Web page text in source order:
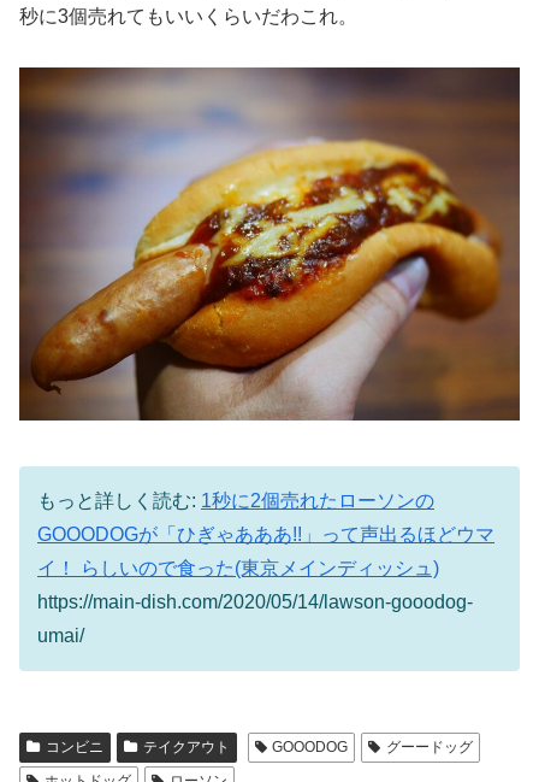
秒に3個売れてもいいくらいだわこれ。
もっと詳しく読む: 1秒に2個売れたローソンの
GOOODOGが「ひぎゃあああ!!」って声出るほどウマ
イ！ らしいので食った(東京メインディッシュ)
https://main-dish.com/2020/05/14/lawson-gooodog-
umai/
コンビニ テイクアウト GOOODOG
グーードッグ